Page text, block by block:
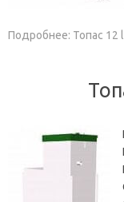
Подробнее: Топас 12